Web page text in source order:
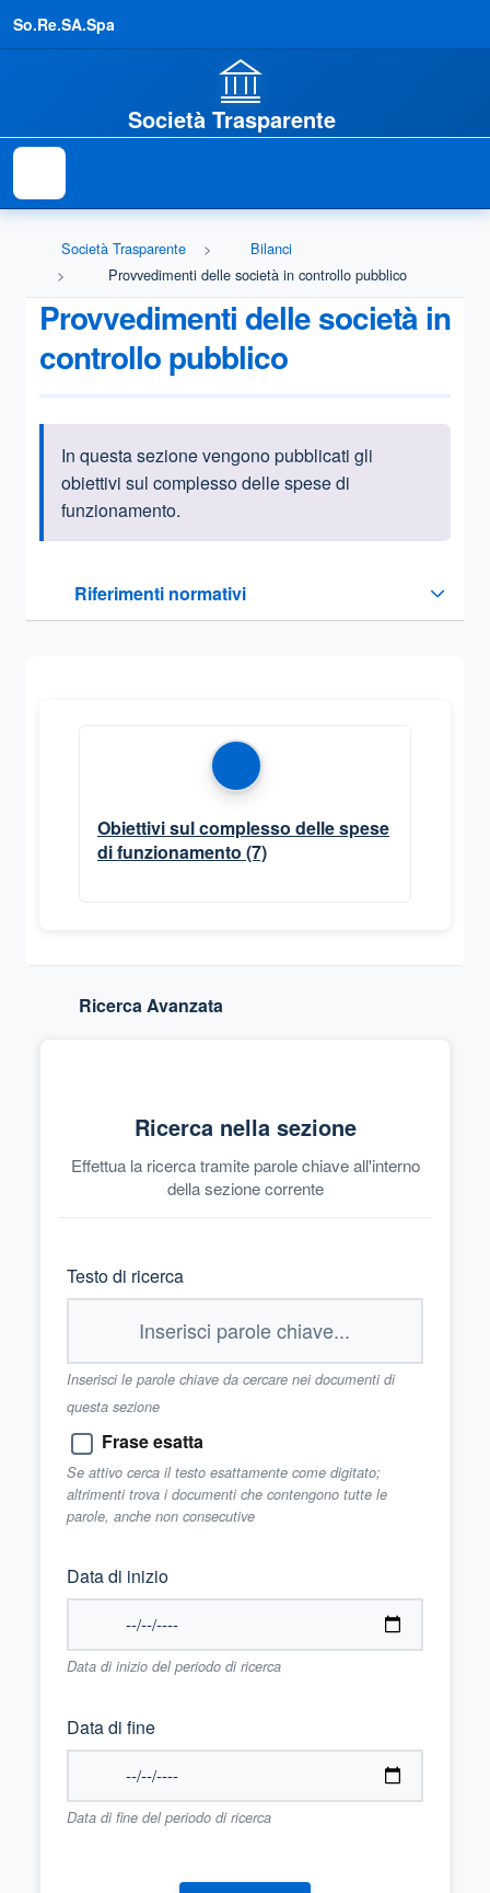
So.Re.SA.Spa
Società Trasparente
Società Trasparente
Bilanci
Provvedimenti delle società in controllo pubblico
Provvedimenti delle società in
controllo pubblico
Informazioni introduttive
In questa sezione vengono pubblicati gli
obiettivi sul complesso delle spese di
funzionamento.
Riferimenti normativi
Sezione compressa
Obiettivi sul complesso delle spese
di funzionamento (7)
Ricerca Avanzata
Ricerca nella sezione
Effettua la ricerca tramite parole chiave all'interno
della sezione corrente
Testo di ricerca
Inserisci le parole chiave da cercare nei documenti di
questa sezione
Frase esatta
Se attivo cerca il testo esattamente come digitato;
altrimenti trova i documenti che contengono tutte le
parole, anche non consecutive
Data di inizio
Data di inizio del periodo di ricerca
Data di fine
Data di fine del periodo di ricerca